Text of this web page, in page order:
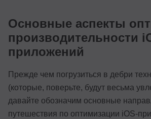
Основные аспекты
производительности
приложений
Прежде чем погрузиться в дебри
(которые, поверьте, будут весьма
давайте обозначим основные
путешествия по оптимизации iOS-